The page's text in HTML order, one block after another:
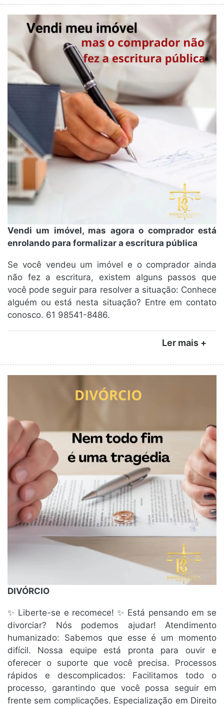
Vendi um imóvel, mas agora o comprador está
enrolando para formalizar a escritura pública
Se você vendeu um imóvel e o comprador ainda
não fez a escritura, existem alguns passos que
você pode seguir para resolver a situação: Conhece
alguém ou está nesta situação? Entre em contato
conosco. 61 98541-8486.
Ler mais +
DIVÓRCIO
✨ Liberte-se e recomece! ✨ Está pensando em se
divorciar? Nós podemos ajudar! Atendimento
humanizado: Sabemos que esse é um momento
difícil. Nossa equipe está pronta para ouvir e
oferecer o suporte que você precisa. Processos
rápidos e descomplicados: Facilitamos todo o
processo, garantindo que você possa seguir em
frente sem complicações. Especialização em Direito